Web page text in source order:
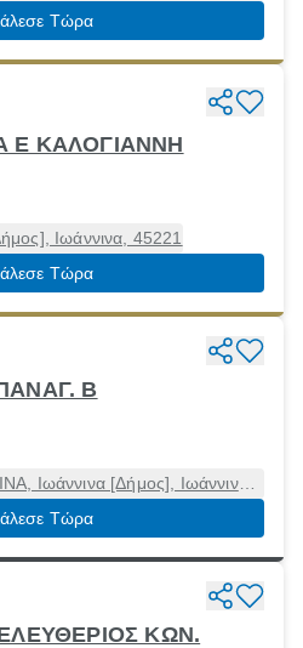
45333
Τώρα
Ε ΚΑΛΟΓΙΑΝΝΗ
Ιωάννινα, 45221
Τώρα
Β
Ιωάννινα [Δήμος], Ιωάννινα,
45332Τώρα
ΚΩΝ.